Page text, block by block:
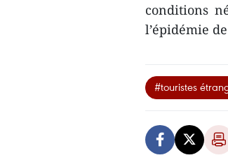
conditions
l’épidémie
#touristes